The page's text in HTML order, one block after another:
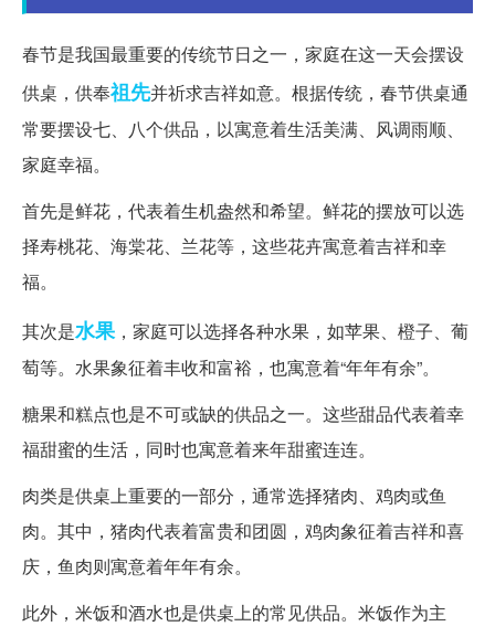
春节是我国最重要的传统节日之一，家庭在这一天会摆设
供桌，供奉祖先并祈求吉祥如意。根据传统，春节供桌通
常要摆设七、八个供品，以寓意着生活美满、风调雨顺、
家庭幸福。
首先是鲜花，代表着生机盎然和希望。鲜花的摆放可以选
择寿桃花、海棠花、兰花等，这些花卉寓意着吉祥和幸
福。
其次是水果，家庭可以选择各种水果，如苹果、橙子、葡
萄等。水果象征着丰收和富裕，也寓意着“年年有余”。
糖果和糕点也是不可或缺的供品之一。这些甜品代表着幸
福甜蜜的生活，同时也寓意着来年甜蜜连连。
肉类是供桌上重要的一部分，通常选择猪肉、鸡肉或鱼
肉。其中，猪肉代表着富贵和团圆，鸡肉象征着吉祥和喜
庆，鱼肉则寓意着年年有余。
此外，米饭和酒水也是供桌上的常见供品。米饭作为主